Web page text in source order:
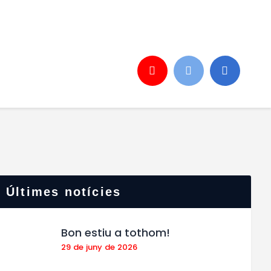
Últimes notícies
Bon estiu a tothom!
29 de juny de 2026